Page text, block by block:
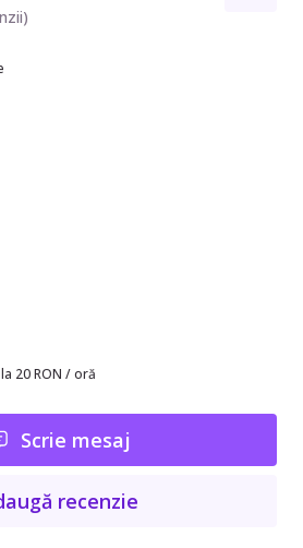
)
20 RON / oră
Scrie mesaj
recenzie